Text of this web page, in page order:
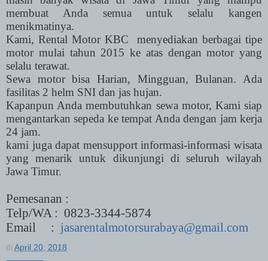
membuat Anda semua untuk selalu kangen
menikmatinya.
Kami, Rental Motor KBC menyediakan berbagai tipe
motor mulai tahun 2015 ke atas dengan motor yang
selalu terawat.
Sewa motor bisa Harian, Mingguan, Bulanan. Ada
fasilitas 2 helm SNI dan jas hujan.
Kapanpun Anda membutuhkan sewa motor, Kami siap
mengantarkan sepeda ke tempat Anda dengan jam kerja
24 jam.
kami juga dapat mensupport informasi-informasi wisata
yang menarik untuk dikunjungi di seluruh wilayah
Jawa Timur.
Pemesanan :
Telp/WA : 0823-3344-5874
Email
: jasarentalmotorsurabaya@gmail.com
di April 20, 2018